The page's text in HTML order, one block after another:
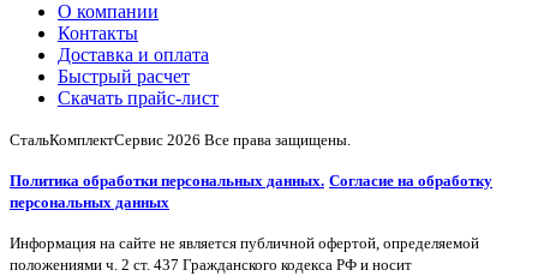
О компании
Контакты
Доставка и оплата
Быстрый расчет
Скачать прайс-лист
СтальКомплектСервис 2026 Все права защищены.
Политика обработки персональных данных. Согласие на обработку
персональных данных
Информация на сайте не является публичной офертой, определяемой
положениями ч. 2 ст. 437 Гражданского кодекса РФ и носит